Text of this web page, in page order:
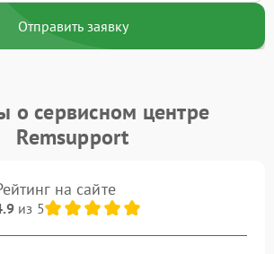
Отправить заявку
о сервисном центре
Remsupport
на сайте
из 5